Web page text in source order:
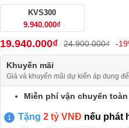
KVS300
9.940.000₫
19.940.000₫ 24.900.000₫ -
Khuyến mãi
Giá và khuyến mãi dự kiến áp dụng
Miễn phí vận chuyển
Tặng 2 tỷ VNĐ nếu phát